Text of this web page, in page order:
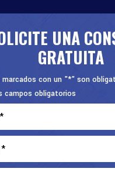
UNA
GRATUITA
marcados con un "*" son
campos obligatorios